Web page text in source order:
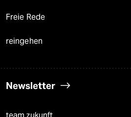
Freie Rede
reingehen
Newsletter
team zukunft